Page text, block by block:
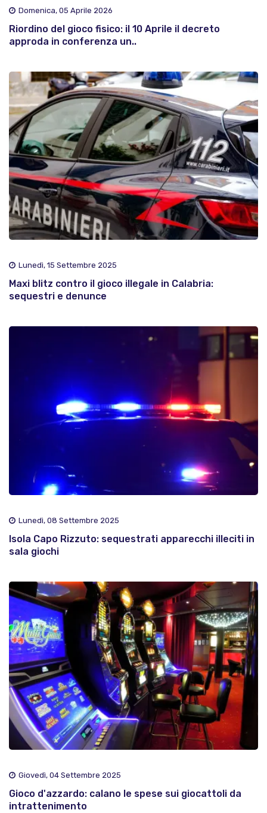
Domenica, 05 Aprile 2026
Riordino del gioco fisico: il 10 Aprile il decreto
approda in conferenza un..
Lunedì, 15 Settembre 2025
Maxi blitz contro il gioco illegale in Calabria:
sequestri e denunce
Lunedì, 08 Settembre 2025
Isola Capo Rizzuto: sequestrati apparecchi illeciti in
sala giochi
Giovedì, 04 Settembre 2025
Gioco d'azzardo: calano le spese sui giocattoli da
intrattenimento